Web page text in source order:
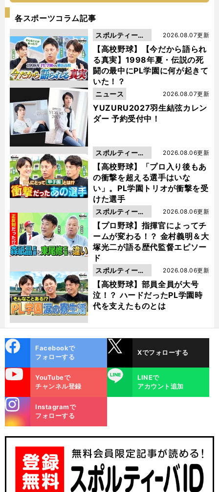
各スポーツコラム記事
【高校野球】【今だから語られ
る真実】1998年夏・伝説の死
闘の最中にPL学園に何が起きて
いた！？
2026.08.07更新
スポルティーバ
動画
YUZURU2027羽生結弦カレン
ダー 予約受付中！
2026.08.07更新
ニュース
【高校野球】「プロ入り後もあ
の衝撃を超える選手はいな
い」。PL学園トリオが衝撃を受
けた選手
2026.08.06更新
スポルティーバ
動画
【プロ野球】指揮官によってチ
ームが変わる！？ 金村義明＆大
塚光二が語る歴代監督エピソー
ド
2026.08.06更新
スポルティーバ
動画
【高校野球】部員全員が大号
泣！？ ハードだったPL学園時
代を支えたものとは
2026.08.06更新
スポルティーバ
動画
ok
Facebookで
フォローする
Xでフォローする
YouTubeで
チャンネル登録
LINE
LINEで
アカウント追加
m
Instagramで
フォローする